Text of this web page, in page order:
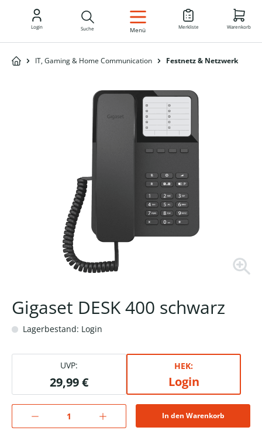
DE
Login Suche Menü Merkliste Warenkorb
IT, Gaming & Home Communication Festnetz & Netzwerk
Gigaset DESK 400 schwarz
Lagerbestand: Login
UVP:
29,99 €
HEK:
Login
In den Warenkorb